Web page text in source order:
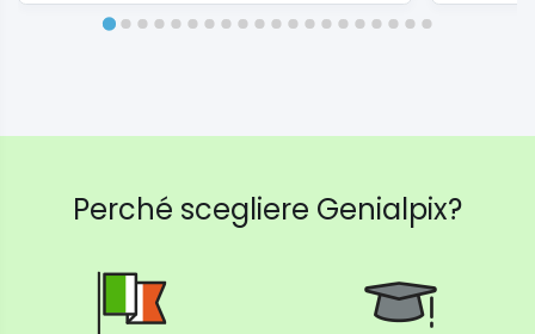
Perché scegliere Genialpix?